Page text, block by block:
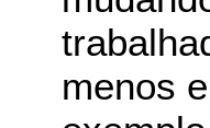
menos